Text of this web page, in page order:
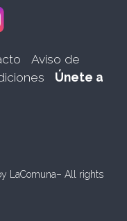
Aviso de
Únete a
LaComuna– All rights